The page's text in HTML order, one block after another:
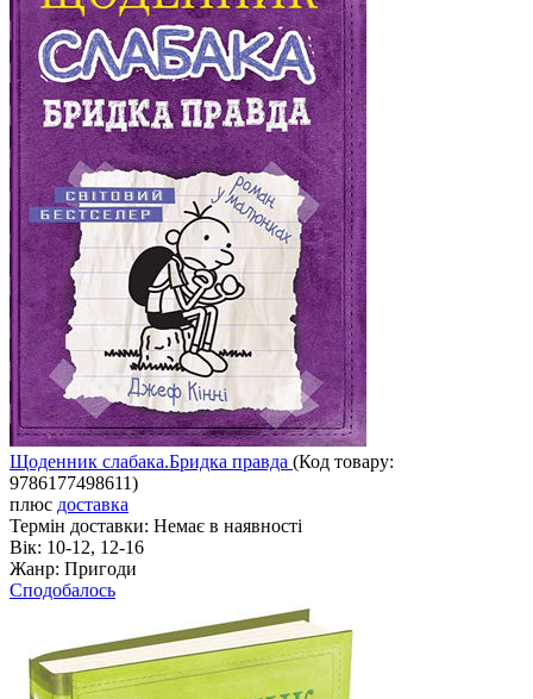
Щоденник слабака.Бридка правда (Код товару:
9786177498611)
плюс доставка
Термін доставки: Немає в наявності
Вік: 10-12, 12-16
Жанр: Пригоди
Сподобалось